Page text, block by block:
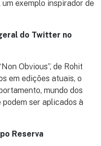
exemplo inspirador de
do Twitter no
Obvious”, de Rohit
em edições atuais, o
mundo dos
ser aplicados à
Reserva